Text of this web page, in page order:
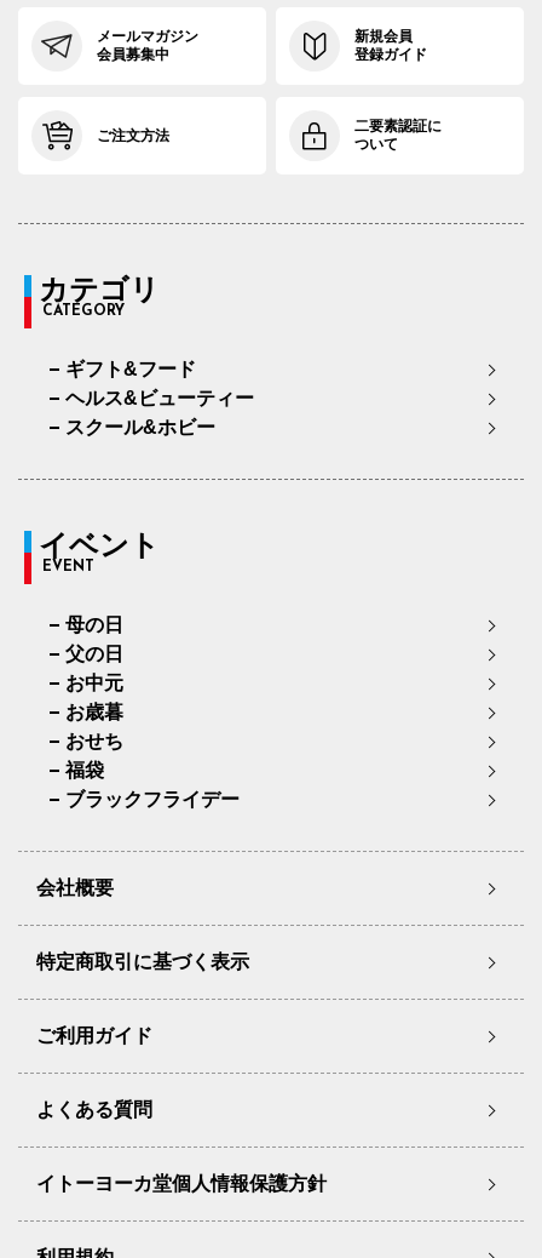
メールマガジン
会員募集中
新規会員
登録ガイド
ご注文方法
二要素認証に
ついて
カテゴリ
CATEGORY
ギフト&フード
ヘルス&ビューティー
スクール&ホビー
イベント
EVENT
母の日
父の日
お中元
お歳暮
おせち
福袋
ブラックフライデー
会社概要
特定商取引に基づく表示
ご利用ガイド
よくある質問
イトーヨーカ堂個人情報保護方針